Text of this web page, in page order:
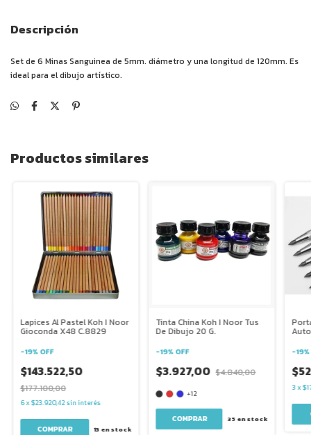
Descripción
Set de 6 Minas Sanguinea de 5mm. diámetro y una longitud de 120mm. Es
ideal para el dibujo artístico.
Productos similares
Lapices Al Pastel Koh I Noor
Gioconda X48 C.8829
-19% OFF
$143.522,50
$177.100,00
6x$23.920,42 sin interés
13 en stock
Tinta China Koh I Noor Tus
De Dibujo 20 G.
-19% OFF
$3.927,00 $4.840,00
+12
COMPRAR 35 en stock
-19%
3x